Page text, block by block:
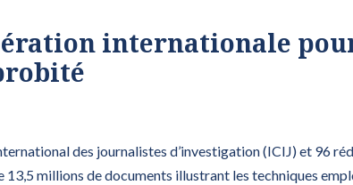
internationale
des journalistes d’investigation (ICIJ) et 96
13,5 millions de documents illustrant les techniques